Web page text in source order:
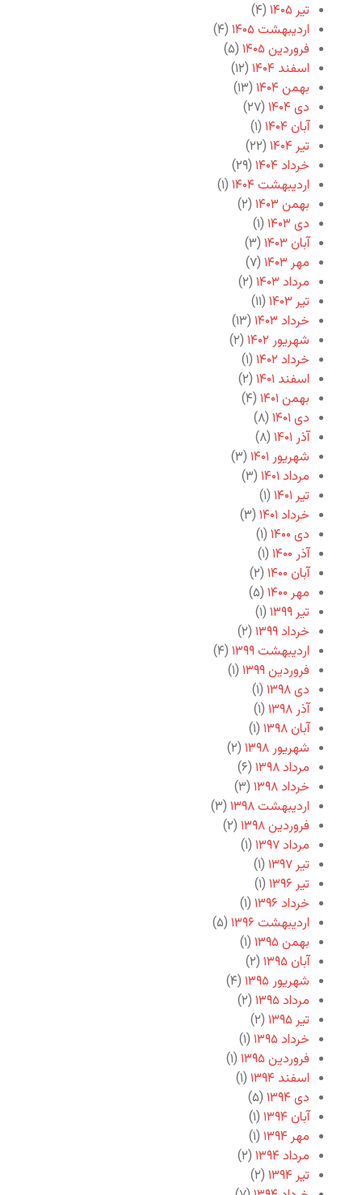
تیر ۱۴۰۵
(۴)
اردیبهشت ۱۴۰۵
(۴)
فروردین ۱۴۰۵
(۵)
اسفند ۱۴۰۴
(۱۲)
بهمن ۱۴۰۴
(۱۳)
دی ۱۴۰۴
(۲۷)
آبان ۱۴۰۴
(۱)
تیر ۱۴۰۴
(۲۲)
خرداد ۱۴۰۴
(۲۹)
اردیبهشت ۱۴۰۴
(۱)
بهمن ۱۴۰۳
(۲)
دی ۱۴۰۳
(۱)
آبان ۱۴۰۳
(۳)
مهر ۱۴۰۳
(۷)
مرداد ۱۴۰۳
(۲)
تیر ۱۴۰۳
(۱۱)
خرداد ۱۴۰۳
(۱۳)
شهریور ۱۴۰۲
(۲)
خرداد ۱۴۰۲
(۱)
اسفند ۱۴۰۱
(۲)
بهمن ۱۴۰۱
(۴)
دی ۱۴۰۱
(۸)
آذر ۱۴۰۱
(۸)
شهریور ۱۴۰۱
(۳)
مرداد ۱۴۰۱
(۳)
تیر ۱۴۰۱
(۱)
خرداد ۱۴۰۱
(۳)
دی ۱۴۰۰
(۱)
آذر ۱۴۰۰
(۱)
آبان ۱۴۰۰
(۲)
مهر ۱۴۰۰
(۵)
تیر ۱۳۹۹
(۱)
خرداد ۱۳۹۹
(۲)
اردیبهشت ۱۳۹۹
(۴)
فروردین ۱۳۹۹
(۱)
دی ۱۳۹۸
(۱)
آذر ۱۳۹۸
(۱)
آبان ۱۳۹۸
(۱)
شهریور ۱۳۹۸
(۲)
مرداد ۱۳۹۸
(۶)
خرداد ۱۳۹۸
(۳)
اردیبهشت ۱۳۹۸
(۳)
فروردین ۱۳۹۸
(۲)
مرداد ۱۳۹۷
(۱)
تیر ۱۳۹۷
(۱)
تیر ۱۳۹۶
(۱)
خرداد ۱۳۹۶
(۱)
اردیبهشت ۱۳۹۶
(۵)
بهمن ۱۳۹۵
(۱)
آبان ۱۳۹۵
(۲)
شهریور ۱۳۹۵
(۴)
مرداد ۱۳۹۵
(۲)
تیر ۱۳۹۵
(۲)
خرداد ۱۳۹۵
(۱)
فروردین ۱۳۹۵
(۱)
اسفند ۱۳۹۴
(۱)
دی ۱۳۹۴
(۵)
آبان ۱۳۹۴
(۱)
مهر ۱۳۹۴
(۱)
مرداد ۱۳۹۴
(۲)
تیر ۱۳۹۴
(۲)